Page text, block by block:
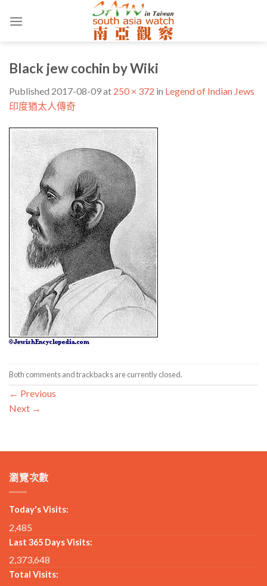
Black jew cochin by Wiki
Published 2017-08-09at 250 × 372 in Legend of Indian Jews
印度猶太人傳奇
Both comments and trackbacks are currently closed.
← Previous
Next →
瀏覽次數
Today's Visits:
2,485
Last 365 Days Visits:
2,373,648
Total Visits: